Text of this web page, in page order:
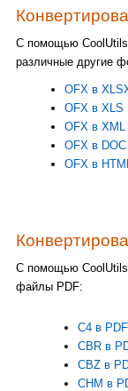
С помощью
различные другие
OFX в
OFX в XLS
OFX в XML
OFX в DOC
OFX в HTML
С помощью CoolUtils
файлы PDF:
C4 в PDF
CBR в
CBZ в
CHM в